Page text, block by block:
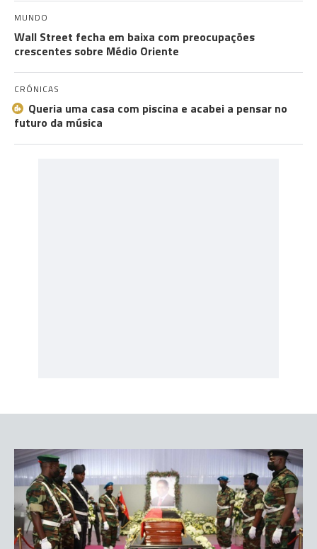
MUNDO
Wall Street fecha em baixa com preocupações
crescentes sobre Médio Oriente
CRÓNICAS
Queria uma casa com piscina e acabei a pensar no
futuro da música